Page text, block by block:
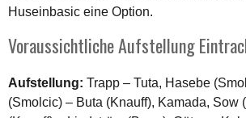
Huseinbasic eine Option.
Voraussichtliche Aufstellung
Aufstellung: Trapp – Tuta, Hasebe
(Smolcic) – Buta (Knauff), Kamada, Sow